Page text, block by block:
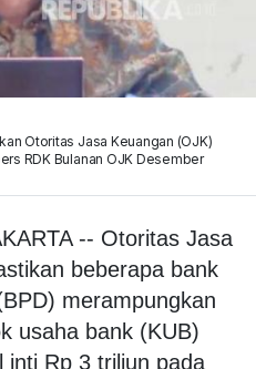
Otoritas Jasa Keuangan (OJK)
RDK Bulanan OJK Desember
-- Otoritas Jasa
beberapa bank
merampungkan
usaha bank (KUB)
inti Rp 3 triliun pada